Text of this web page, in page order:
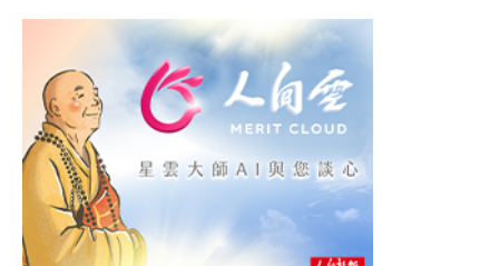
圖說：學子們的勇敢與毅力，都在預定時間內完成登峰的創舉。